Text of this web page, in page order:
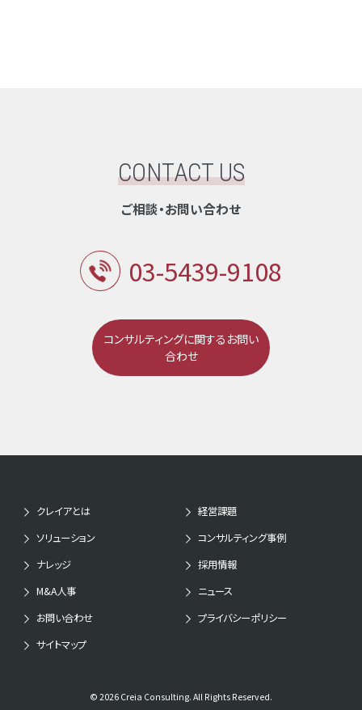
CONTACT US
ご相談・お問い合わせ
03-5439-9108
コンサルティングに関するお問い
合わせ
クレイアとは
経営課題
ソリューション
コンサルティング事例
ナレッジ
採用情報
M&A人事
ニュース
お問い合わせ
プライバシーポリシー
サイトマップ
© 2026 Creia Consulting. All Rights Reserved.